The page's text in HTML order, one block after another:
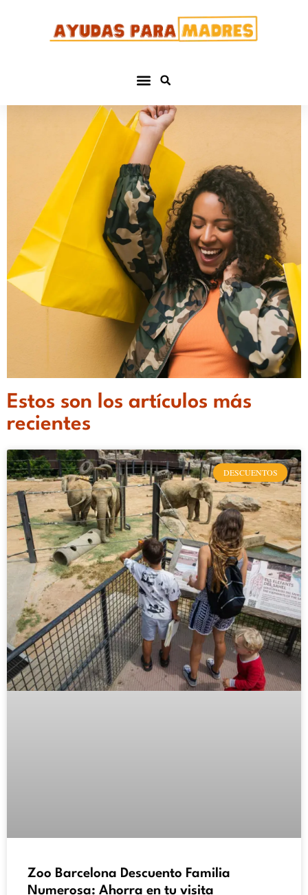
Descuentos para
familias numerosas
Estos son los artículos más
recientes
DESCUENTOS
Zoo Barcelona Descuento Familia
Numerosa: Ahorra en tu visita